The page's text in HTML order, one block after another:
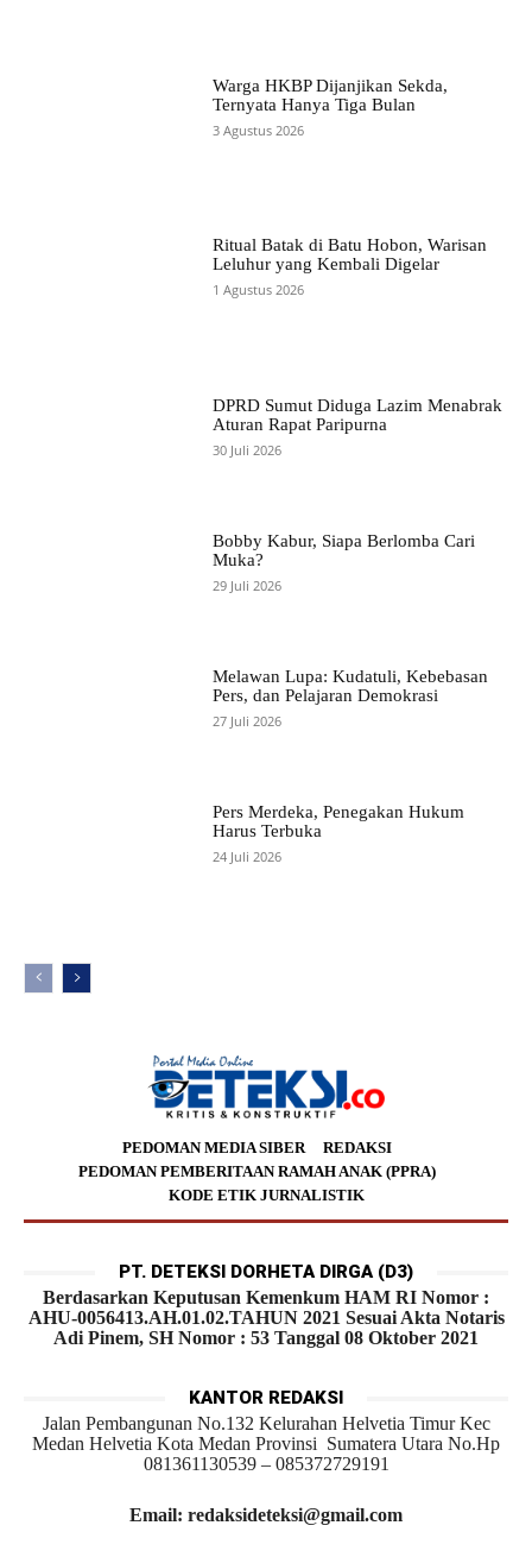
Warga HKBP Dijanjikan Sekda,
Ternyata Hanya Tiga Bulan
3 Agustus 2026
Ritual Batak di Batu Hobon, Warisan
Leluhur yang Kembali Digelar
1 Agustus 2026
DPRD Sumut Diduga Lazim Menabrak
Aturan Rapat Paripurna
30 Juli 2026
Bobby Kabur, Siapa Berlomba Cari
Muka?
29 Juli 2026
Melawan Lupa: Kudatuli, Kebebasan
Pers, dan Pelajaran Demokrasi
27 Juli 2026
Pers Merdeka, Penegakan Hukum
Harus Terbuka
24 Juli 2026
PEDOMAN MEDIA SIBER
REDAKSI
PEDOMAN PEMBERITAAN RAMAH ANAK (PPRA)
KODE ETIK JURNALISTIK
PT. DETEKSI DORHETA DIRGA (D3)
Berdasarkan Keputusan Kemenkum HAM RI Nomor :
AHU-0056413.AH.01.02.TAHUN 2021 Sesuai Akta Notaris
Adi Pinem, SH Nomor : 53 Tanggal 08 Oktober 2021
KANTOR REDAKSI
Jalan Pembangunan No.132 Kelurahan Helvetia Timur Kec
Medan Helvetia Kota Medan Provinsi Sumatera Utara No.Hp
081361130539 – 085372729191
Email: redaksideteksi@gmail.com